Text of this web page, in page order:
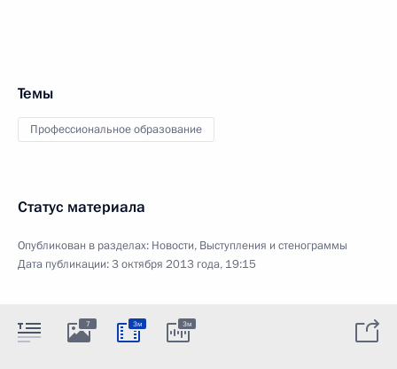
Темы
Профессиональное образование
Статус материала
Опубликован в разделах: Новости, Выступления и стенограммы
Дата публикации:3 октября 2013 года, 19:15
7 3м 3м